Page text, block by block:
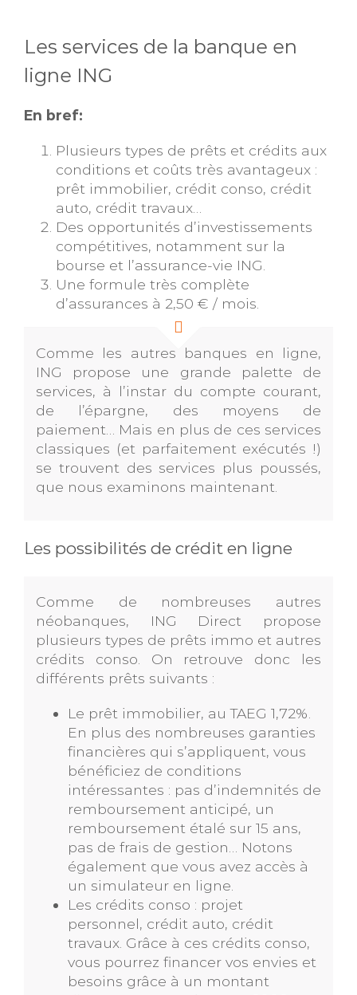
Les services de la banque en
ligne ING
En bref:
Plusieurs types de prêts et crédits aux
conditions et coûts très avantageux :
prêt immobilier, crédit conso, crédit
auto, crédit travaux…
Des opportunités d’investissements
compétitives, notamment sur la
bourse et l’assurance-vie ING.
Une formule très complète
d’assurances à 2,50 € / mois.
Comme les autres banques en ligne,
ING propose une grande palette de
services, à l’instar du compte courant,
de l’épargne, des moyens de
paiement… Mais en plus de ces services
classiques (et parfaitement exécutés !)
se trouvent des services plus poussés,
que nous examinons maintenant.
Les possibilités de crédit en ligne
Comme de nombreuses autres
néobanques, ING Direct propose
plusieurs types de prêts immo et autres
crédits conso. On retrouve donc les
différents prêts suivants :
Le prêt immobilier, au TAEG 1,72%.
En plus des nombreuses garanties
financières qui s’appliquent, vous
bénéficiez de conditions
intéressantes : pas d’indemnités de
remboursement anticipé, un
remboursement étalé sur 15 ans,
pas de frais de gestion… Notons
également que vous avez accès à
un simulateur en ligne.
Les crédits conso : projet
personnel, crédit auto, crédit
travaux. Grâce à ces crédits conso,
vous pourrez financer vos envies et
besoins grâce à un montant